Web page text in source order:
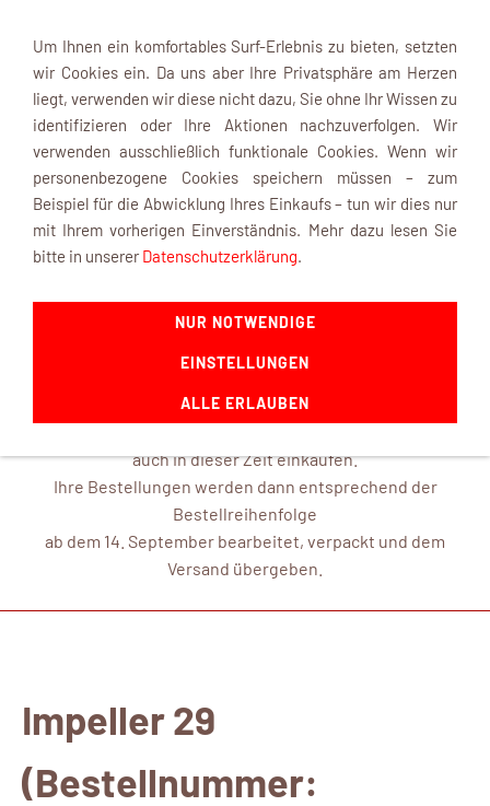
Navigation einblenden
INFOBOX
mk-modelltechnik macht Urlaub ...
ab dem 22. August 2026 und ist mit frischen Ideen ab dem
14. September 2026 wieder für Sie da.
auch in dieser Zeit einkaufen.
Ihre Bestellungen werden dann entsprechend der
Bestellreihenfolge
ab dem 14. September bearbeitet, verpackt und dem
Versand übergeben.
Impeller 29
(Bestellnummer:
Um Ihnen ein komfortables Surf-Erlebnis zu bieten, setzten
wir Cookies ein. Da uns aber Ihre Privatsphäre am Herzen
liegt, verwenden wir diese nicht dazu, Sie ohne Ihr Wissen zu
identifizieren oder Ihre Aktionen nachzuverfolgen. Wir
verwenden ausschließlich funktionale Cookies. Wenn wir
personenbezogene Cookies speichern müssen – zum
Beispiel für die Abwicklung Ihres Einkaufs – tun wir dies nur
mit Ihrem vorherigen Einverständnis. Mehr dazu lesen Sie
bitte in unserer Datenschutzerklärung.
NUR NOTWENDIGE
EINSTELLUNGEN
ALLE ERLAUBEN